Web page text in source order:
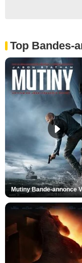
Top Bandes-
Mutiny Bande-annonce